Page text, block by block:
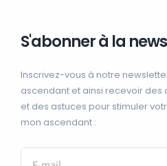
S'abonner à la
Inscrivez-vous à notre
ascendant et ainsi recevoir des
et des astuces pour stimuler
mon ascendant :